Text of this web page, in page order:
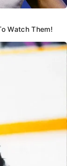
Watch Them!